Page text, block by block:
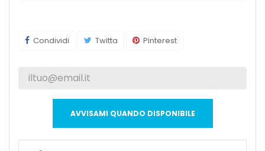
Condividi Twitta Pinterest
AVVISAMI QUANDO DISPONIBILE